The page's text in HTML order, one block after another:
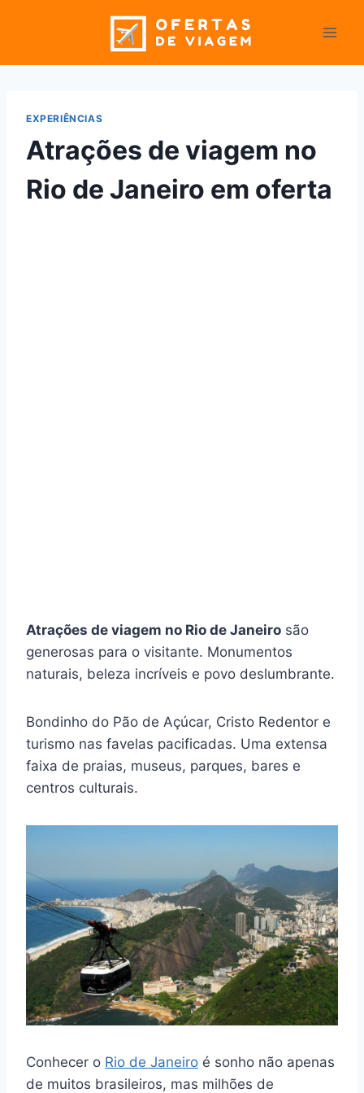
EXPERIÊNCIAS
Atrações de viagem no
Rio de Janeiro em oferta
Atrações de viagem no Rio de Janeiro são
generosas para o visitante. Monumentos
naturais, beleza incríveis e povo deslumbrante.
Bondinho do Pão de Açúcar, Cristo Redentor e
turismo nas favelas pacificadas. Uma extensa
faixa de praias, museus, parques, bares e
centros culturais.
Conhecer o Rio de Janeiro é sonho não apenas
de muitos brasileiros, mas milhões de